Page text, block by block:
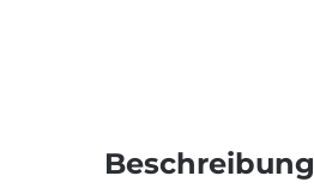
Beschreibung